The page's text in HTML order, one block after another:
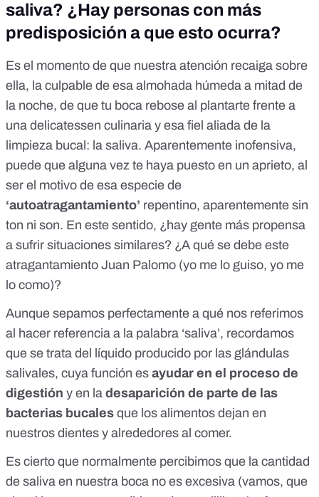
saliva? ¿Hay personas con más
predisposición a que esto ocurra?
Es el momento de que nuestra atención recaiga sobre
ella, la culpable de esa almohada húmeda a mitad de
la noche, de que tu boca rebose al plantarte frente a
una delicatessen culinaria y esa fiel aliada de la
limpieza bucal : la saliva. Aparentemente inofensiva,
puede que alguna vez te haya puesto en un aprieto, al
ser el motivo de esa especie de
‘autoatragantamiento’ repentino, aparentemente sin
ton ni son. En este sentido, ¿hay gente más propensa
a sufrir situaciones similares? ¿A qué se debe este
atragantamiento Juan Palomo (yo me lo guiso, yo me
lo como)?
Aunque sepamos perfectamente a qué nos referimos
al hacer referencia a la palabra ‘saliva’, recordamos
que se trata del líquido producido por las glándulas
salivales, cuya función es ayudar en el proceso de
digestión y en la desaparición de parte de las
bacterias bucales que los alimentos dejan en
nuestros dientes y alrededores al comer.
Es cierto que normalmente percibimos que la cantidad
de saliva en nuestra boca no es excesiva (vamos, que